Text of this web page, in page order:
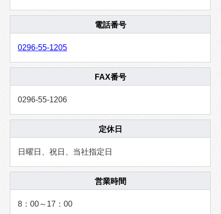
電話番号
0296-55-1205
FAX番号
0296-55-1206
定休日
日曜日、祝日、当社指定日
営業時間
8：00～17：00